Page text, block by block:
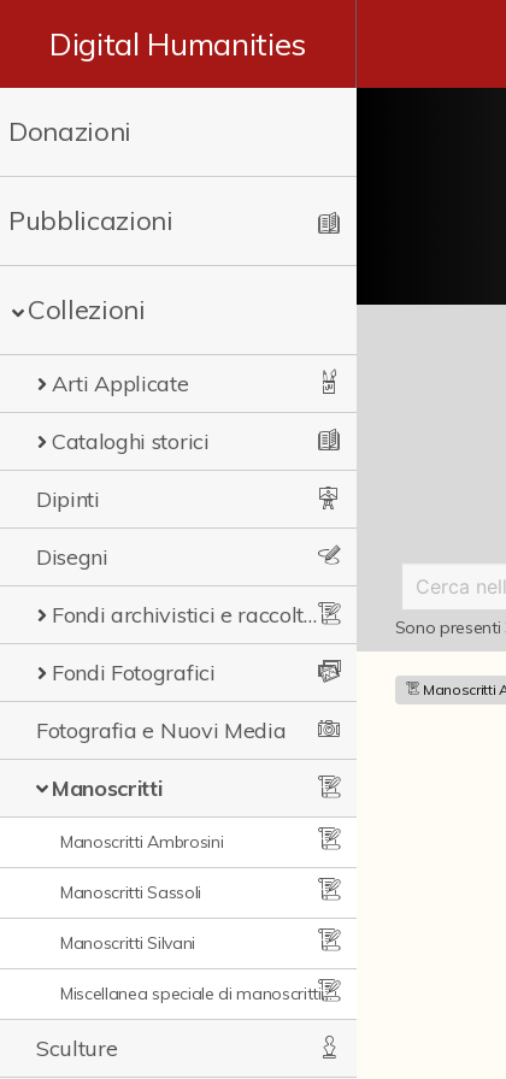
Digital Humanities
Donazioni
Pubblicazioni
Collezioni
Arti Applicate
Cataloghi storici
Dipinti
Disegni
Fondi archivistici e raccolte documentarie
Fondi Fotografici
Fotografia e Nuovi Media
Manoscritti
Manoscritti Ambrosini
Manoscritti Sassoli
Manoscritti Silvani
Miscellanea speciale di manoscritti e materiali documentari
Sculture
Sono presenti
Manoscritti